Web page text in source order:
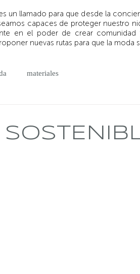
un llamado para que desde la
capaces de proteger nuestro
en el poder de crear
nuevas rutas para que la moda
materiales